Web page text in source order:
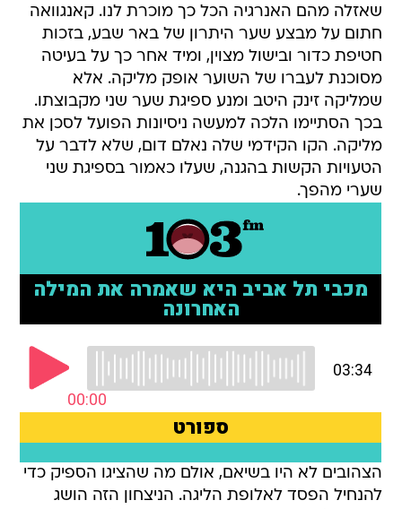
שאזלה מהם האנרגיה הכל כך מוכרת לנו. קאנגוואה
חתום על מבצע שער היתרון של באר שבע, בזכות
חטיפת כדור ובישול מצוין, ומיד אחר כך על בעיטה
מסוכנת לעברו של השוער אופק מליקה. אלא
שמליקה זינק היטב ומנע ספיגת שער שני מקבוצתו.
בכך הסתיימו הלכה למעשה ניסיונות הפועל לסכן את
מליקה. הקו הקידמי שלה נאלם דום, שלא לדבר על
הטעויות הקשות בהגנה, שעלו כאמור בספיגת שני
שערי מהפך.
הצהובים לא היו בשיאם, אולם מה שהציגו הספיק כדי
להנחיל הפסד לאלופת הליגה. הניצחון הזה הושג